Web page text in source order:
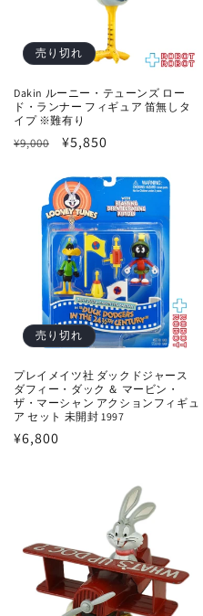
売り切れ
Dakin ルーニー・テューンズ ロー
ド・ランナー フィギュア 笛無しタ
イプ ※難有り
通
¥9,000
セ
ル
価
格
¥5,850
売り切れ
プレイメイツ社 ダックドジャース
ダフィー・ダック ＆ マービン・
ザ・マーシャン アクションフィギュ
ア セット 未開封 1997
通
¥6,800